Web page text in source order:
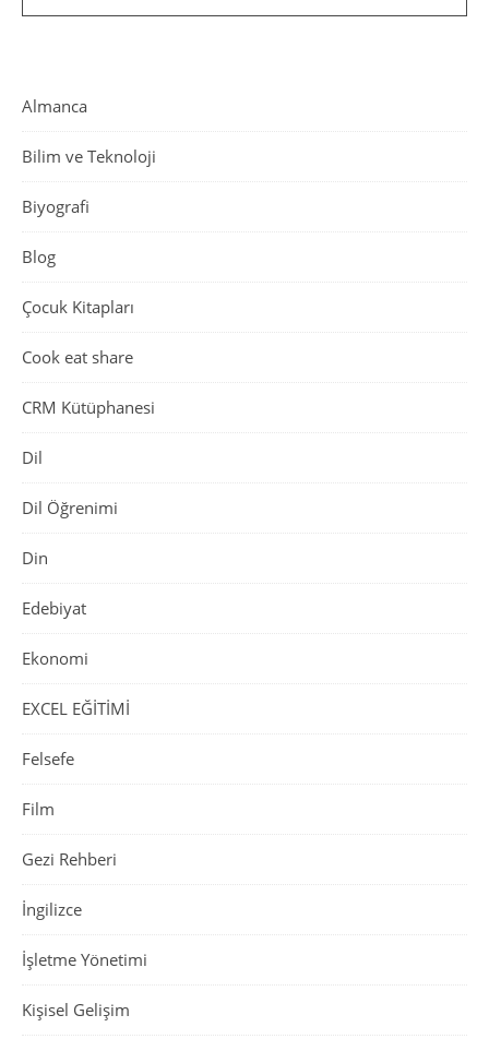
Almanca
Bilim ve Teknoloji
Biyografi
Blog
Çocuk Kitapları
Cook eat share
CRM Kütüphanesi
Dil
Dil Öğrenimi
Din
Edebiyat
Ekonomi
EXCEL EĞİTİMİ
Felsefe
Film
Gezi Rehberi
İngilizce
İşletme Yönetimi
Kişisel Gelişim